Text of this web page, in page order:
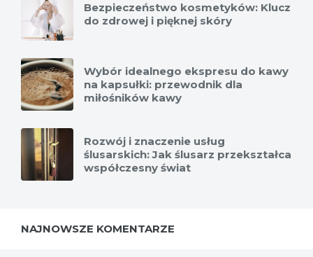
Bezpieczeństwo kosmetyków: Klucz
do zdrowej i pięknej skóry
Wybór idealnego ekspresu do kawy
na kapsułki: przewodnik dla
miłośników kawy
Rozwój i znaczenie usług
ślusarskich: Jak ślusarz przekształca
współczesny świat
NAJNOWSZE KOMENTARZE